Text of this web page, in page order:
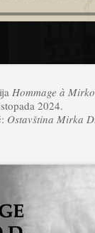
Hommage à
2024.
Ostavština Mirka